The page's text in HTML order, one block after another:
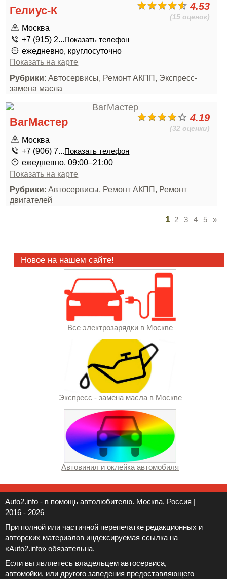
4.53
(15 оценок)
Гелиус-К
Москва
+7 (915) 2...Показать телефон
ежедневно, круглосуточно
Показать на карте
Рубрики: Автосервисы, Ремонт АКПП, Экспресс-
замена масла
4.19
(32 оценки)
ВагМастер
Москва
+7 (906) 7...Показать телефон
ежедневно, 09:00–21:00
Показать на карте
Рубрики: Автосервисы, Ремонт АКПП, Ремонт
двигателей
1 2 3 4 5 »
Новое на нашем сайте!
Все электрозарядки в Москве
Экспресс - замена масла в Москве
Автовинил и оклейка автомобиля
Auto2.info - в помощь автолюбителю. Москва, Россия |
2016 - 2026
При полной или частичной перепечатке редакционных и
авторских материалов индексируемая ссылка на
«Auto2.info» обязательна.
Если вы являетесь владельцем автосервиса,
автомойки, или другого заведения предоставляющего